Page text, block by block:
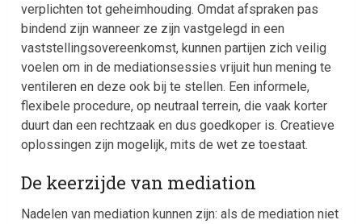
verplichten tot geheimhouding. Omdat afspraken pas
bindend zijn wanneer ze zijn vastgelegd in een
vaststellingsovereenkomst, kunnen partijen zich veilig
voelen om in de mediationsessies vrijuit hun mening te
ventileren en deze ook bij te stellen. Een informele,
flexibele procedure, op neutraal terrein, die vaak korter
duurt dan een rechtzaak en dus goedkoper is. Creatieve
oplossingen zijn mogelijk, mits de wet ze toestaat.
De keerzijde van mediation
Nadelen van mediation kunnen zijn: als de mediation niet